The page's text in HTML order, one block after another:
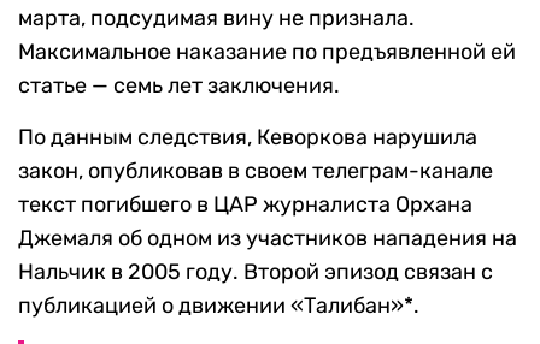
марта, подсудимая вину не признала.
Максимальное наказание по предъявленной ей
статье — семь лет заключения.
По данным следствия, Кеворкова нарушила
закон, опубликовав в своем телеграм-канале
текст погибшего в ЦАР журналиста Орхана
Джемаля об одном из участников нападения на
Нальчик в 2005 году. Второй эпизод связан с
публикацией о движении «Талибан»*.